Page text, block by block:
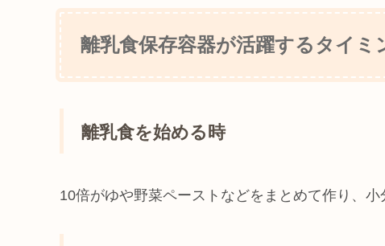
離乳食保存容器が活躍するタイミ
離乳食を始める時
10倍がゆや野菜ペーストなどをまとめて作り、小